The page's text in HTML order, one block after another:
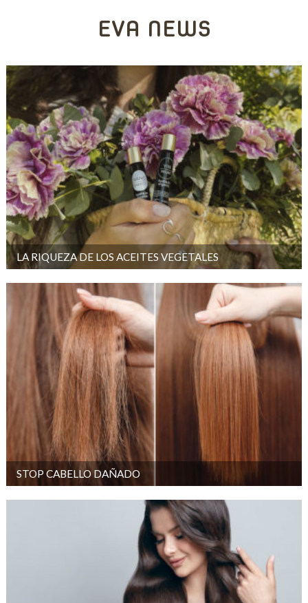
EVA NEWS
LA RIQUEZA DE LOS ACEITES VEGETALES
STOP CABELLO DAÑADO